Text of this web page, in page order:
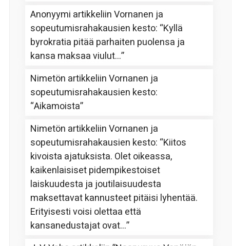
Anonyymi artikkeliinVornanen ja
sopeutumisrahakausien kesto: “Kyllä
byrokratia pitää parhaiten puolensa ja
kansa maksaa viulut…”
Nimetön artikkeliinVornanen ja
sopeutumisrahakausien kesto:
“Aikamoista”
Nimetön artikkeliinVornanen ja
sopeutumisrahakausien kesto: “Kiitos
kivoista ajatuksista. Olet oikeassa,
kaikenlaisiset pidempikestoiset
laiskuudesta ja joutilaisuudesta
maksettavat kannusteet pitäisi lyhentää.
Erityisesti voisi olettaa että
kansanedustajat ovat…”